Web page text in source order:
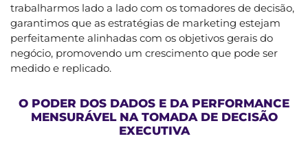
trabalharmos lado a lado com os tomadores de decisão,
garantimos que as estratégias de marketing estejam
perfeitamente alinhadas com os objetivos gerais do
negócio, promovendo um crescimento que pode ser
medido e replicado.
O PODER DOS DADOS E DA PERFORMANCE
MENSURÁVEL NA TOMADA DE DECISÃO
EXECUTIVA